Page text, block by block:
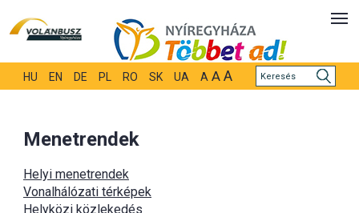
HU EN DE PL RO SK UA A A A
Menetrendek
Helyi menetrendek
Vonalhálózati térképek
Helyközi közlekedés